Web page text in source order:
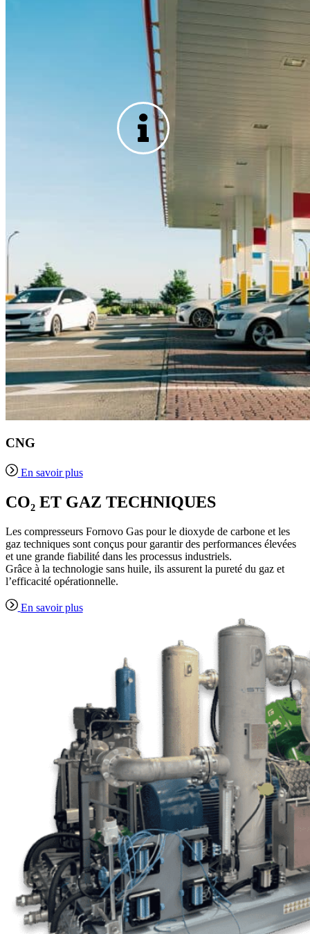
CNG
En savoir plus
CO₂ ET GAZ TECHNIQUES
Les compresseurs Fornovo Gas pour le dioxyde de carbone et les
gaz techniques sont conçus pour garantir des performances élevées
et une grande fiabilité dans les processus industriels.
Grâce à la technologie sans huile, ils assurent la pureté du gaz et
l’efficacité opérationnelle.
En savoir plus